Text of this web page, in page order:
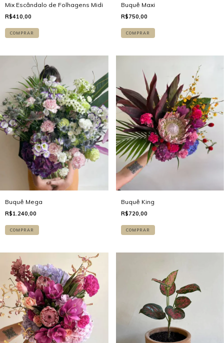
Mix Escândalo de Folhagens Midi
R$410,00
COMPRAR
Buquê Maxi
R$750,00
COMPRAR
Buquê Mega
R$1.240,00
COMPRAR
Buquê King
R$720,00
COMPRAR